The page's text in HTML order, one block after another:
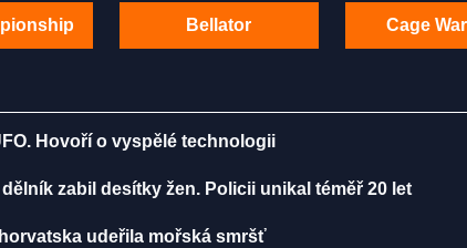
Bellator Cage
Hovoří o vyspělé technologii
zabil desítky žen. Policii unikal téměř 20 let
udeřila mořská smršť